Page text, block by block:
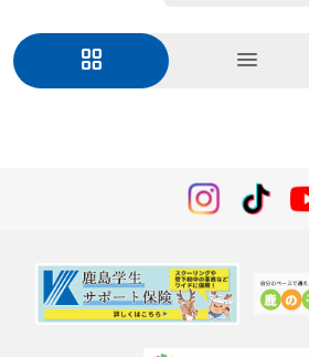
grid_view menu